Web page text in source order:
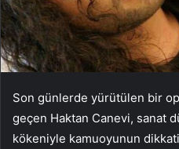
Son günlerde yürütülen bir
geçen Haktan Canevi, sanat
kökeniyle kamuoyunun